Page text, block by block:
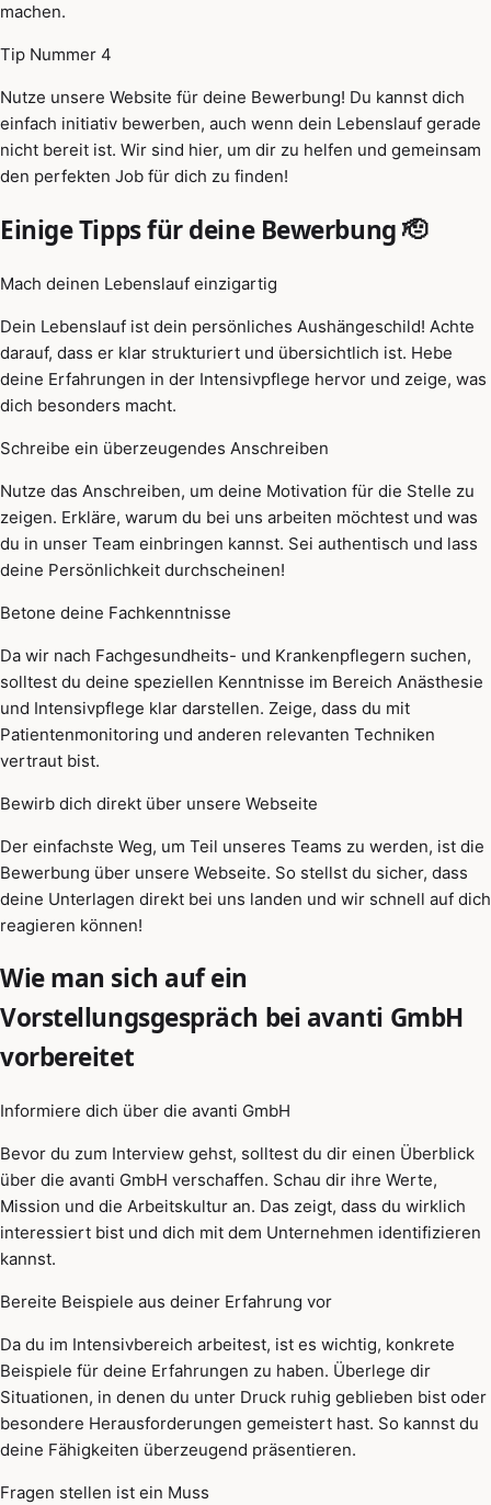
machen.
Tip Nummer 4
Nutze unsere Website für deine Bewerbung! Du kannst dich
einfach initiativ bewerben, auch wenn dein Lebenslauf gerade
nicht bereit ist. Wir sind hier, um dir zu helfen und gemeinsam
den perfekten Job für dich zu finden!
Einige Tipps für deine Bewerbung 🫡
Mach deinen Lebenslauf einzigartig
Dein Lebenslauf ist dein persönliches Aushängeschild! Achte
darauf, dass er klar strukturiert und übersichtlich ist. Hebe
deine Erfahrungen in der Intensivpflege hervor und zeige, was
dich besonders macht.
Schreibe ein überzeugendes Anschreiben
Nutze das Anschreiben, um deine Motivation für die Stelle zu
zeigen. Erkläre, warum du bei uns arbeiten möchtest und was
du in unser Team einbringen kannst. Sei authentisch und lass
deine Persönlichkeit durchscheinen!
Betone deine Fachkenntnisse
Da wir nach Fachgesundheits- und Krankenpflegern suchen,
solltest du deine speziellen Kenntnisse im Bereich Anästhesie
und Intensivpflege klar darstellen. Zeige, dass du mit
Patientenmonitoring und anderen relevanten Techniken
vertraut bist.
Bewirb dich direkt über unsere Webseite
Der einfachste Weg, um Teil unseres Teams zu werden, ist die
Bewerbung über unsere Webseite. So stellst du sicher, dass
deine Unterlagen direkt bei uns landen und wir schnell auf dich
reagieren können!
Wie man sich auf ein
Vorstellungsgespräch bei avanti GmbH
vorbereitet
Informiere dich über die avanti GmbH
Bevor du zum Interview gehst, solltest du dir einen Überblick
über die avanti GmbH verschaffen. Schau dir ihre Werte,
Mission und die Arbeitskultur an. Das zeigt, dass du wirklich
interessiert bist und dich mit dem Unternehmen identifizieren
kannst.
Bereite Beispiele aus deiner Erfahrung vor
Da du im Intensivbereich arbeitest, ist es wichtig, konkrete
Beispiele für deine Erfahrungen zu haben. Überlege dir
Situationen, in denen du unter Druck ruhig geblieben bist oder
besondere Herausforderungen gemeistert hast. So kannst du
deine Fähigkeiten überzeugend präsentieren.
Fragen stellen ist ein Muss